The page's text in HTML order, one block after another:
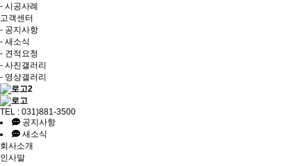
- 시공사례
고객센터
- 공지사항
- 새소식
- 견적요청
- 사진갤러리
- 영상갤러리
TEL : 031)881-3500
공지사항
새소식
회사소개
인사말